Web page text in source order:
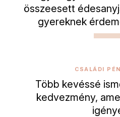
összeesett
gyereknek
CSALÁDI
Több kevéssé
kedvezmény,